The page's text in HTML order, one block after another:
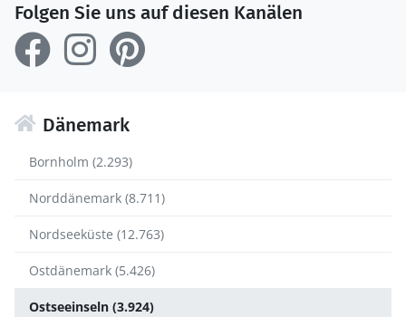
Folgen Sie uns auf diesen Kanälen
Dänemark
Bornholm (2.293)
Norddänemark (8.711)
Nordseeküste (12.763)
Ostdänemark (5.426)
Ostseeinseln (3.924)